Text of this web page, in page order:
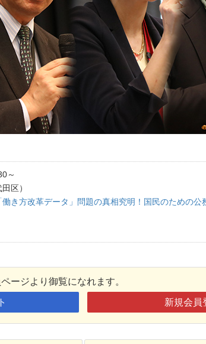
～
区）
き方改革データ」問題の真相究明！国民のための公
ージより御覧になれます。
新規会員